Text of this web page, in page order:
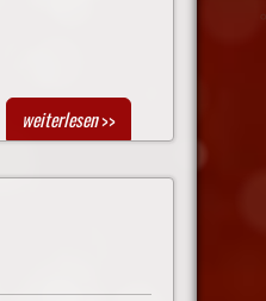
weiterlesen>>